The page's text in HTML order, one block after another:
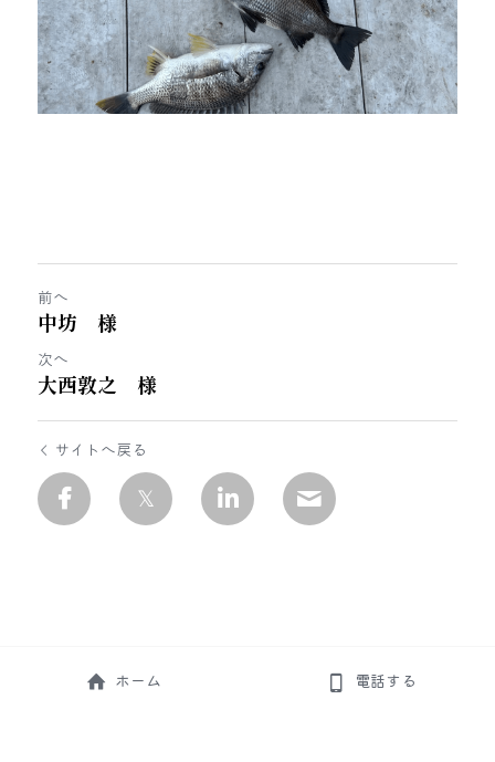
前へ
中坊 様
次へ
大西敦之 様
サイトへ戻る
ホーム 電話する